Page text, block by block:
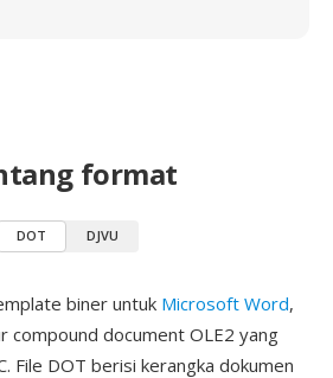
format
DOT DJVU
biner untuk Microsoft Word,
compound document OLE2 yang
File DOT berisi kerangka dokumen